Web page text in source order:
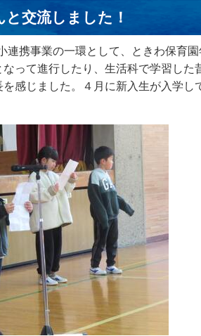
交流しました！
連携事業の一環として、ときわ保育
って進行したり、生活科で学習した
感じました。４月に新入生が入学し